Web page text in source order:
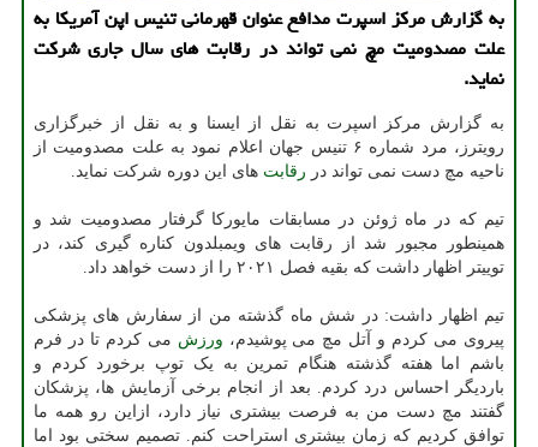
به گزارش مرکز اسپرت مدافع عنوان قهرمانی تنیس اپن آمریکا به
علت مصدومیت مچ نمی تواند در رقابت های سال جاری شرکت
نماید.
به گزارش مرکز اسپرت به نقل از ایسنا و به نقل از خبرگزاری
رویترز، مرد شماره ۶ تنیس جهان اعلام نمود به علت مصدومیت از
ناحیه مچ دست نمی تواند در رقابت های این دوره شرکت نماید.
تیم که در ماه ژوئن در مسابقات مایورکا گرفتار مصدومیت شد و
همینطور مجبور شد از رقابت های ویمبلدون کناره گیری کند، در
توییتر اظهار داشت که بقیه فصل ۲۰۲۱ را از دست خواهد داد.
تیم اظهار داشت: در شش ماه گذشته من از سفارش های پزشکی
پیروی می کردم و آتل مچ می پوشیدم، ورزش می کردم تا در فرم
باشم اما هفته گذشته هنگام تمرین به یک توپ برخورد کردم و
باردیگر احساس درد کردم. بعد از انجام برخی آزمایش ها، پزشکان
گفتند مچ دست من به فرصت بیشتری نیاز دارد، ازاین رو همه ما
توافق کردیم که زمان بیشتری استراحت کنم. تصمیم سختی بود اما